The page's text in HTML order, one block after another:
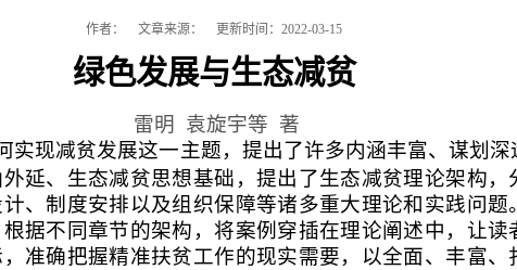
作者： 文章来源： 更新时间：2022-03-15
绿色发展与生态减贫
雷明 袁旋宇等 著
实现减贫发展这一主题，提出了许多内涵丰富、谋划深
延、生态减贫思想基础，提出了生态减贫理论架构，
、制度安排以及组织保障等诸多重大理论和实践问题
据不同章节的架构，将案例穿插在理论阐述中，让读
准确把握精准扶贫工作的现实需要，以全面、丰富、